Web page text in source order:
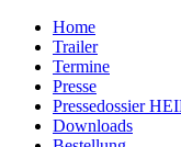
Home
Trailer
Termine
Presse
Pressedossier
Downloads